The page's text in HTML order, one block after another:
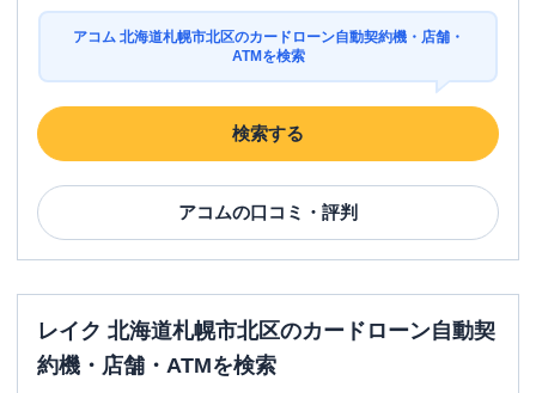
アコム 北海道札幌市北区のカードローン自動契約機・店舗・
ATMを検索
検索する
アコムの口コミ・評判
レイク 北海道札幌市北区のカードローン自動契
約機・店舗・ATMを検索